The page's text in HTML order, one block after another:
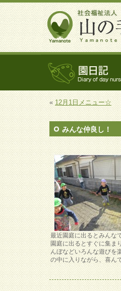
«12月1日メニュー☆
みんな仲良し！
最近園庭に出るとみんな
園庭に出るとすぐに集ま
んぼなどいろんな遊びを
の中に入りながら、喜ん